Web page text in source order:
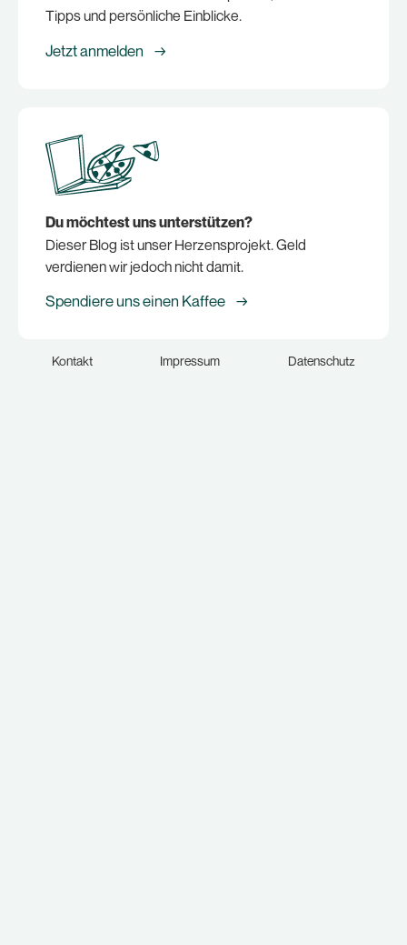
Tipps und persönliche Einblicke.
Jetzt anmelden →
Du möchtest uns unterstützen?
Dieser Blog ist unser Herzensprojekt. Geld
verdienen wir jedoch nicht damit.
Spendiere uns einen Kaffee →
Kontakt Impressum Datenschutz